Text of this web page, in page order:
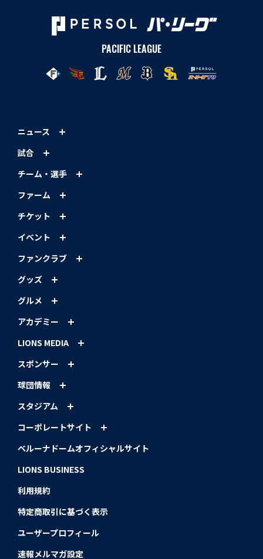
PACIFIC LEAGUE
ニュース
試合
チーム・選手
ファーム
チケット
イベント
ファンクラブ
グッズ
グルメ
アカデミー
LIONS MEDIA
スポンサー
球団情報
スタジアム
コーポレートサイト
ベルーナドームオフィシャルサイト
LIONS BUSINESS
利用規約
特定商取引に基づく表示
ユーザープロフィール
速報メルマガ設定